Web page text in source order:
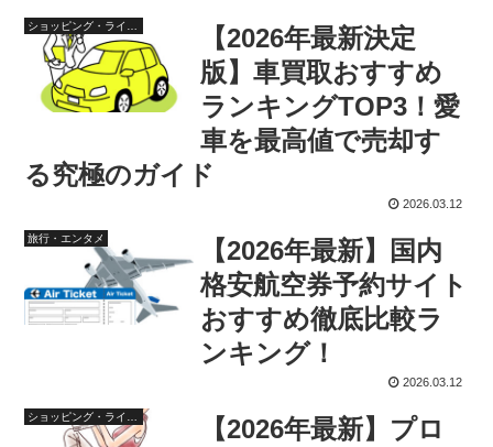
【2026年最新決定
版】車買取おすすめ
ランキングTOP3！愛
車を最高値で売却す
る究極のガイド
2026.03.12
旅行・エンタメ
【2026年最新】国内
格安航空券予約サイト
おすすめ徹底比較ラ
ンキング！
2026.03.12
【2026年最新】プロ